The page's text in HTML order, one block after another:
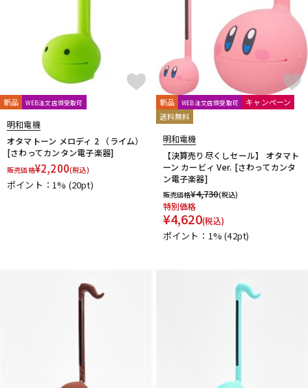
新品 WEB注文店頭受取可
明和電機
オタマトーン メロディ 2 （ライム）
[さわってカンタン電子楽器]
販売価格¥2,200(税込)
ポイント：1% (20pt)
新品 WEB注文店頭受取可
キャンペーン
送料無料
明和電機
【決算売り尽くしセール】 オタマト
ーン カービィ Ver. [さわってカンタ
ン電子楽器]
販売価格¥4,730(税込)
特別価格
¥4,620(税込)
ポイント：1%(42pt)